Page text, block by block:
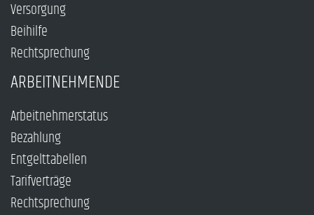
Versorgung
Beihilfe
Rechtsprechung
ARBEITNEHMENDE
Arbeitnehmerstatus
Bezahlung
Entgelttabellen
Tarifverträge
Rechtsprechung